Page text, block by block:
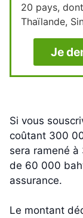
20 pays,
Thaïlande,
Je
Si vous
coûtant 300
sera ramené
de 60 000
assurance.
Le montant